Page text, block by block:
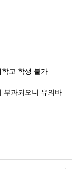
교 학생 불가
부과되오니 유의바